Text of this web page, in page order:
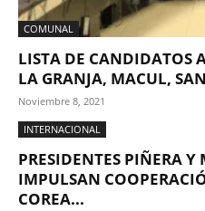
COMUNAL
LISTA DE CANDIDATOS
LA GRANJA, MACUL,
Noviembre 8, 2021
INTERNACIONAL
PRESIDENTES PIÑERA
IMPULSAN
COREA...